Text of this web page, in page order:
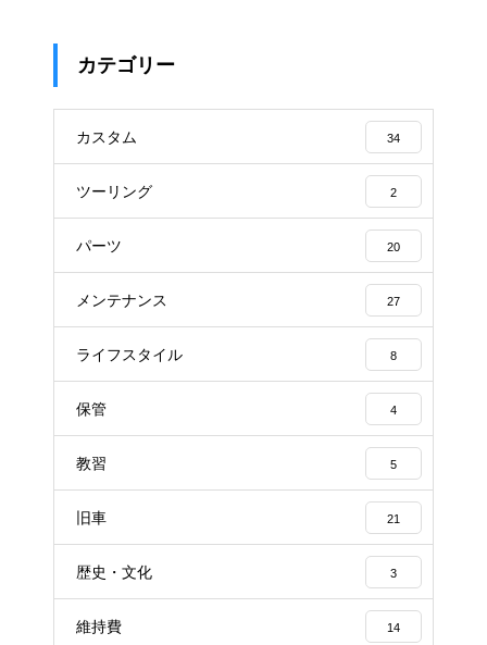
カテゴリー
カスタム 34
ツーリング 2
パーツ 20
メンテナンス 27
ライフスタイル 8
保管 4
教習 5
旧車 21
歴史・文化 3
維持費 14